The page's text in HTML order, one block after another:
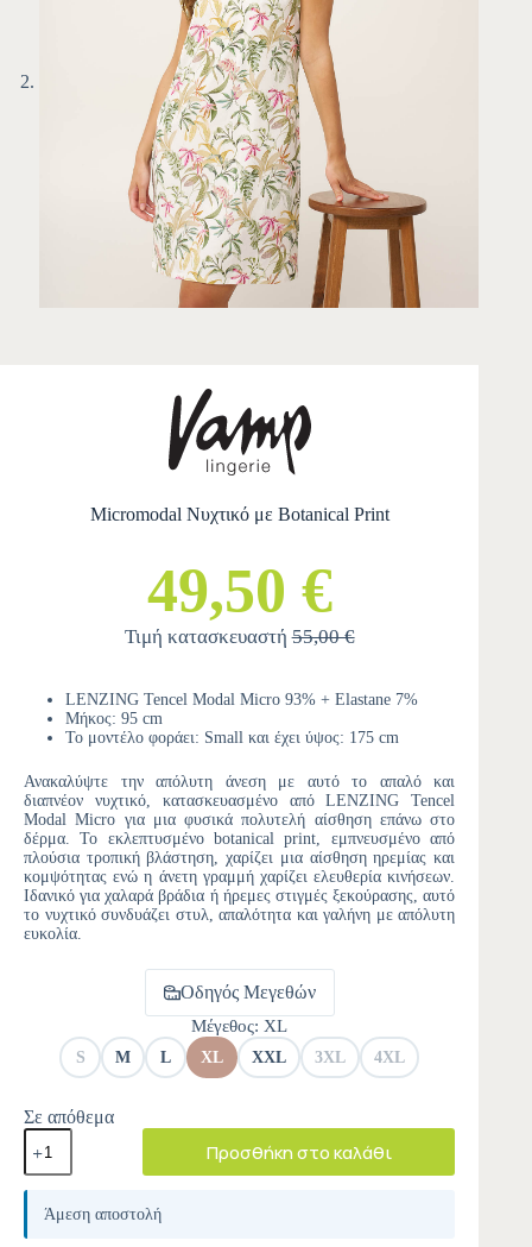
Micromodal Νυχτικό με Botanical Print
49,50 €
Τιμή κατασκευαστή55,00 €
LENZING Tencel Modal Micro 93% + Elastane 7%
Μήκος: 95 cm
Το μοντέλο φοράει: Small και έχει ύψος: 175 cm
Ανακαλύψτε την απόλυτη άνεση με αυτό το απαλό και
διαπνέον νυχτικό, κατασκευασμένο από LENZING Tencel
Modal Micro για μια φυσικά πολυτελή αίσθηση επάνω στο
δέρμα. Το εκλεπτυσμένο botanical print, εμπνευσμένο από
πλούσια τροπική βλάστηση, χαρίζει μια αίσθηση ηρεμίας και
κομψότητας ενώ η άνετη γραμμή χαρίζει ελευθερία κινήσεων.
Ιδανικό για χαλαρά βράδια ή ήρεμες στιγμές ξεκούρασης, αυτό
το νυχτικό συνδυάζει στυλ, απαλότητα και γαλήνη με απόλυτη
ευκολία.
Οδηγός Μεγεθών
Μέγεθος: XL
S M L XL XXL 3XL 4XL
Σε απόθεμα
Προσθήκη στο καλάθι
A
Άμεση αποστολή